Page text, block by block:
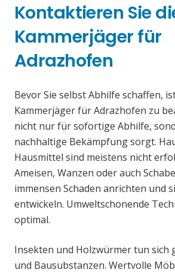
Kontaktieren Sie
Kammerjäger für
Adrazhofen
Bevor Sie selbst Abhilfe schaffen,
Kammerjäger für Adrazhofen zu
nicht nur für sofortige Abhilfe,
nachhaltige Bekämpfung sorgt.
Hausmittel sind meistens nicht
Ameisen, Wanzen oder auch
immensen Schaden anrichten und
entwickeln. Umweltschonende
optimal.
Insekten und Holzwürmer tun sich
und Bausubstanzen. Wertvolle